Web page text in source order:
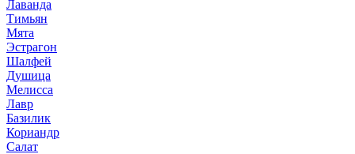
Лаванда
Тимьян
Мята
Эстрагон
Шалфей
Душица
Мелисса
Лавр
Базилик
Кориандр
Салат